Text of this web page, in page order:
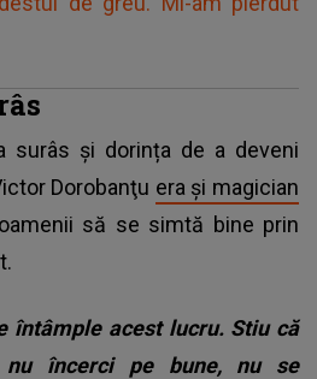
surâs și dorința de a deveni
Dorobanţu era și magician
să se simtă bine prin
întâmple acest lucru. Stiu că
nu încerci pe bune, nu se